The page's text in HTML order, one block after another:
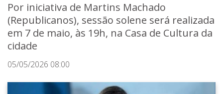
Por iniciativa de Martins Machado
(Republicanos), sessão solene será realizada
em 7 de maio, às 19h, na Casa de Cultura da
cidade
05/05/2026 08:00